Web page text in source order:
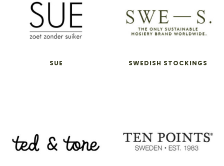
SUE SWEDISH STOCKINGS